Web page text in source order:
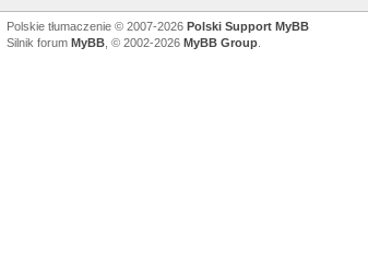
Polskie tłumaczenie © 2007-2026 Polski Support MyBB
Silnik forum MyBB , © 2002-2026 MyBB Group